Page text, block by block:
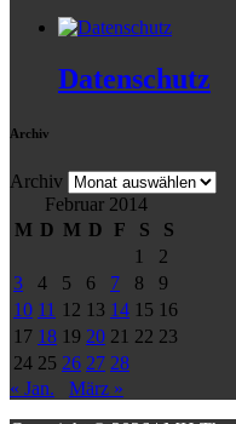
Datenschutz
Archiv
Archiv
Februar 2014
M D M D F S
S
1
2
3
4 5 6 7 8
9
10 11 12 13 14 15 16
17 18 19 20 21 22 23
24 25 26 27 28
« Jan.
März »